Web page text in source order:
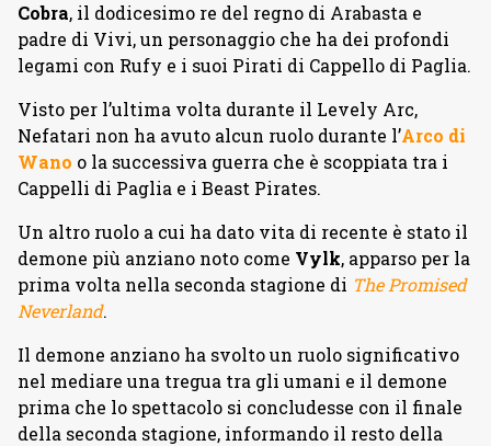
Cobra, il dodicesimo re del regno di Arabasta e
padre di Vivi, un personaggio che ha dei profondi
legami con Rufy e i suoi Pirati di Cappello di Paglia.
Visto per l’ultima volta durante il Levely Arc,
Nefatari non ha avuto alcun ruolo durante l’Arco di
Wano o la successiva guerra che è scoppiata tra i
Cappelli di Paglia e i Beast Pirates.
Un altro ruolo a cui ha dato vita di recente è stato il
demone più anziano noto come Vylk, apparso per la
prima volta nella seconda stagione di The Promised
Neverland.
Il demone anziano ha svolto un ruolo significativo
nel mediare una tregua tra gli umani e il demone
prima che lo spettacolo si concludesse con il finale
della seconda stagione, informando il resto della